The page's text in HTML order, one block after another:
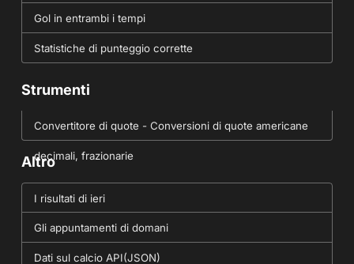
Gol in entrambi i tempi
Statistiche di punteggio corrette
Strumenti
Convertitore di quote - Conversioni di quote americane
decimali, frazionarie
Altro
I risultati di ieri
Gli appuntamenti di domani
Dati sul calcio API(JSON)